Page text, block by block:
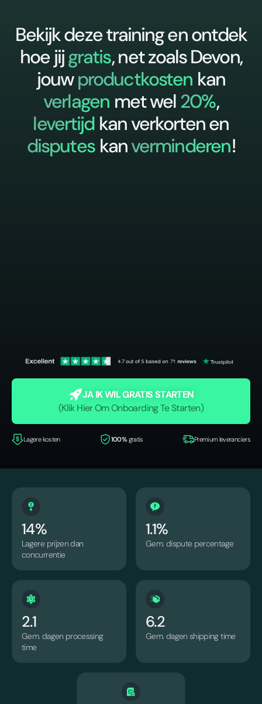
Bekijk deze training en ontdek
hoe jijgratis, net zoals Devon,
jouwproductkosten kan
verlagen met wel 20%,
levertijd kan verkorten en
disputes kanverminderen!
JA IK WIL GRATIS STARTEN
(Klik Hier Om Onboarding Te Starten)
Lagere kosten 100% gratis Premium leveranciers
14%
Lagere prijzen dan
concurrentie
1.1%
Gem. dispute percentage
2.1
Gem. dagen processing
time
6.2
Gem. dagen shipping time